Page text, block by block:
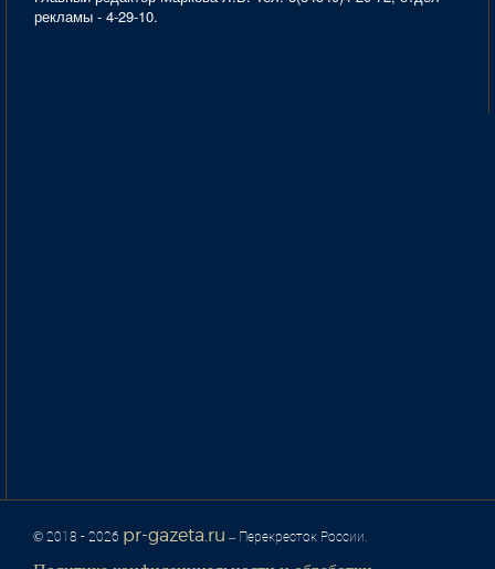
рекламы - 4-29-10.
© 2018 - 2026 pr-gazeta.ru – Перекресток России.